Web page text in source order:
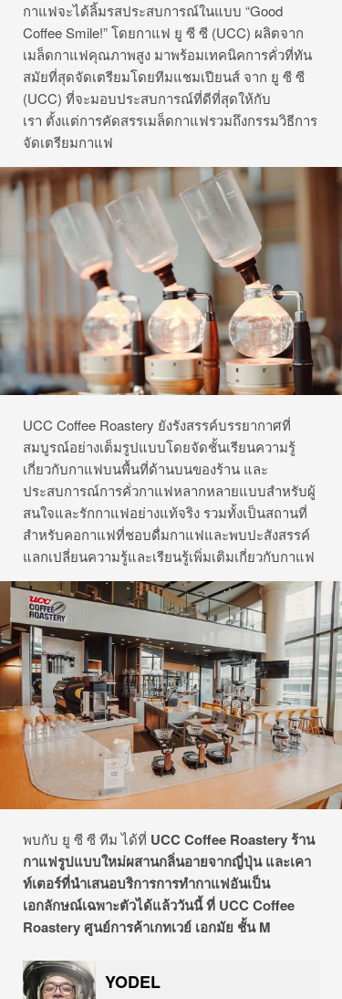
กาแฟจะได้ลิ้มรสประสบการณ์ในแบบ “Good
Coffee Smile!”โดยกาแฟ ยู ซีซี (UCC) ผลิตจาก
เมล็ดกาแฟคุณภาพสูง มาพร้อมเทคนิคการคั่วที่ทัน
สมัยที่สุดจัดเตรียมโดยทีมแชมเปียนส์ จาก ยู ซีซี
(UCC) ที่จะมอบประสบการณ์ที่ดีที่สุดให้กับ
เรา ตั้งแต่การคัดสรรเมล็ดกาแฟรวมถึงกรรมวิธีการ
จัดเตรียมกาแฟ
UCC Coffee Roastery ยังรังสรรค์บรรยากาศที่
สมบูรณ์อย่างเต็มรูปแบบโดยจัดชั้นเรียนความรู้
เกี่ยวกับกาแฟบนพื้นที่ด้านบนของร้าน และ
ประสบการณ์การคั่วกาแฟหลากหลายแบบสำหรับผู้
สนใจและรักกาแฟอย่างแท้จริง รวมทั้งเป็นสถานที่
สำหรับคอกาแฟที่ชอบดื่มกาแฟและพบปะสังสรรค์
แลกเปลี่ยนความรู้และเรียนรู้เพิ่มเติมเกี่ยวกับกาแฟ
พบกับ ยู ซีซีทีม ได้ที่ UCC Coffee Roasteryร้าน
กาแฟรูปแบบใหม่ผสานกลิ่นอายจากญี่ปุ่น และเคา
ท์เตอร์ที่นำเสนอบริการการทำกาแฟอันเป็น
เอกลักษณ์เฉพาะตัวได้แล้ววันนี้ที่ UCC Coffee
Roasteryศูนย์การค้าเกทเวย์ เอกมัย ชั้นM
YODEL